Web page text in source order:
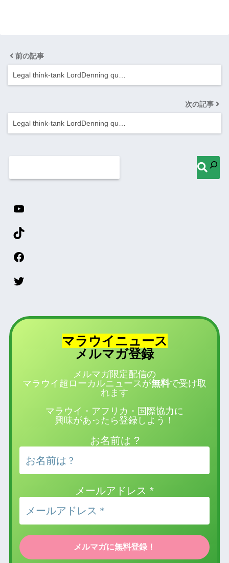
前の記事
Legal think-tank LordDenning qu…
次の記事
Legal think-tank LordDenning qu…
マラウイニュース
メルマガ登録
メルマガ限定配信の
マラウイ超ローカルニュースが無料で受け取
れます
マラウイ・アフリカ・国際協力に
興味があったら登録しよう！
お名前は ?
メールアドレス *